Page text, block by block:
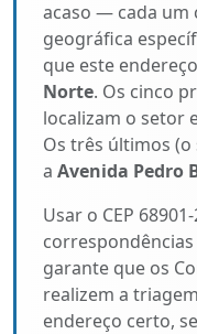
acaso — cada um
geográfica
que este
Norte. Os cinco
localizam o setor
Os três últimos
a Avenida Pedro
Usar o CEP
garante que os
realizem a
endereço certo,